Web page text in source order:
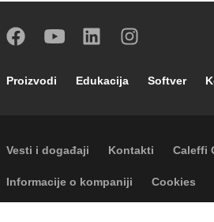
Footer main navigation
Proizvodi Edukacija Softver
Footer secondary
Vesti i događaji Kontakti Caleffi
Footer menu
Informacije o kompaniji Cookies